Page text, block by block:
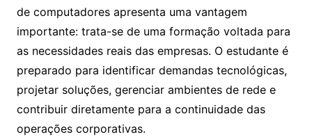
de computadores apresenta uma vantagem
importante: trata-se de uma formação voltada para
as necessidades reais das empresas. O estudante é
preparado para identificar demandas tecnológicas,
projetar soluções, gerenciar ambientes de rede e
contribuir diretamente para a continuidade das
operações corporativas.